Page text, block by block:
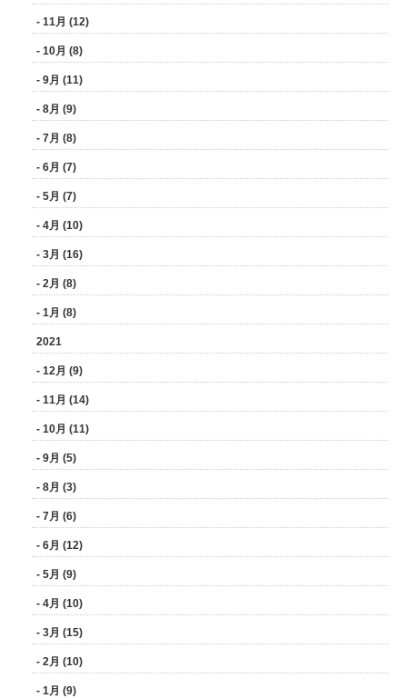
- 11月 (12)
- 10月 (8)
- 9月 (11)
- 8月 (9)
- 7月 (8)
- 6月 (7)
- 5月 (7)
- 4月 (10)
- 3月 (16)
- 2月 (8)
- 1月 (8)
2021
- 12月 (9)
- 11月 (14)
- 10月 (11)
- 9月 (5)
- 8月 (3)
- 7月 (6)
- 6月 (12)
- 5月 (9)
- 4月 (10)
- 3月 (15)
- 2月 (10)
- 1月 (9)